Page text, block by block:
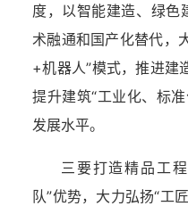
度，以智能建造、绿色
术融通和国产化替代，
+机器人”模式，推进建
提升建筑“工业化、标
发展水平。
三要打造精品工程
队”优势，大力弘扬“工